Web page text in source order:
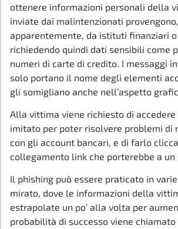
ottenere informazioni personali della
inviate dai malintenzionati
apparentemente, da istituti finanziari o
richiedendo quindi dati sensibili come
numeri di carte di credito. I messaggi
solo portano il nome degli elementi
gli somigliano anche nell’aspetto
Alla vittima viene richiesto di
imitato per poter risolvere problemi di
con gli account bancari, e di farlo
collegamento link che porterebbe a
Il phishing può essere praticato in
mirato, dove le informazioni della
estrapolate un po’ alla volta per
probabilità di successo viene chiamato